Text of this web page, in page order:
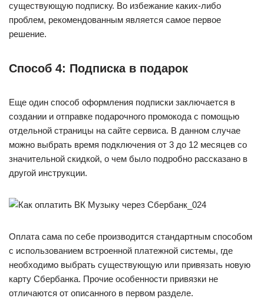
существующую подписку. Во избежание каких-либо
проблем, рекомендованным является самое первое
решение.
Способ 4: Подписка в подарок
Еще один способ оформления подписки заключается в
создании и отправке подарочного промокода с помощью
отдельной страницы на сайте сервиса. В данном случае
можно выбрать время подключения от 3 до 12 месяцев со
значительной скидкой, о чем было подробно рассказано в
другой инструкции.
Оплата сама по себе производится стандартным способом
с использованием встроенной платежной системы, где
необходимо выбрать существующую или привязать новую
карту Сбербанка. Прочие особенности привязки не
отличаются от описанного в первом разделе.